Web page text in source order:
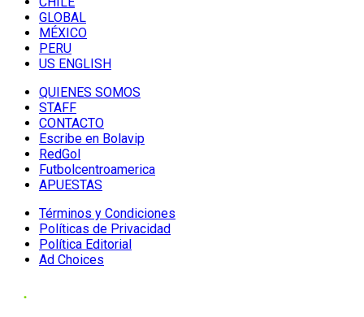
GLOBAL
MÉXICO
PERU
US ENGLISH
QUIENES SOMOS
STAFF
CONTACTO
Escribe en Bolavip
RedGol
Futbolcentroamerica
APUESTAS
Términos y Condiciones
Políticas de Privacidad
Política Editorial
Ad Choices